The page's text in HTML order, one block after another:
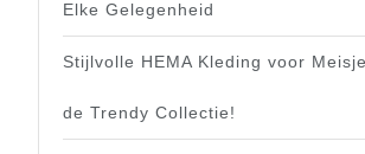
Elke Gelegenheid
Stijlvolle HEMA Kleding voor
de Trendy Collectie!